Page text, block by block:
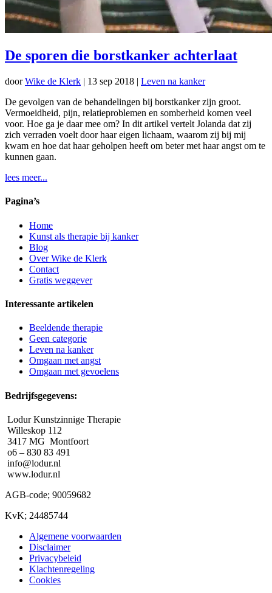
De sporen die borstkanker achterlaat
doorWike de Klerk | 13 sep 2018 | Leven na kanker
De gevolgen van de behandelingen bij borstkanker zijn groot.
Vermoeidheid, pijn, relatieproblemen en somberheid komen veel
voor. Hoe ga je daar mee om? In dit artikel vertelt Jolanda dat zij
zich verraden voelt door haar eigen lichaam, waarom zij bij mij
kwam en hoe dat haar geholpen heeft om beter met haar angst om te
kunnen gaan.
lees meer...
Pagina’s
Home
Kunst als therapie bij kanker
Blog
Over Wike de Klerk
Contact
Gratis weggever
Interessante artikelen
Beeldende therapie
Geen categorie
Leven na kanker
Omgaan met angst
Omgaan met gevoelens
Bedrijfsgegevens:
Lodur Kunstzinnige Therapie
Willeskop 112
3417 MG Montfoort
o6 – 830 83 491
info@lodur.nl
www.lodur.nl
AGB-code; 90059682
KvK; 24485744
Algemene voorwaarden
Disclaimer
Privacybeleid
Klachtenregeling
Cookies